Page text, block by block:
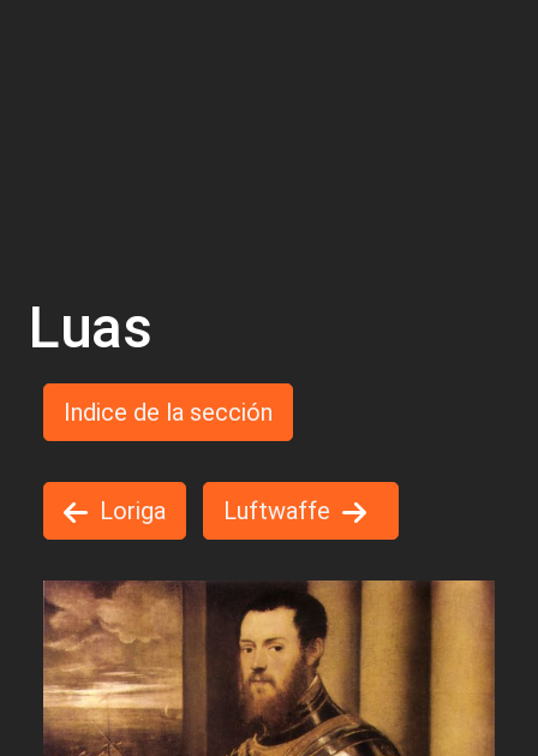
Luas
Indice de la sección
Loriga Luftwaffe